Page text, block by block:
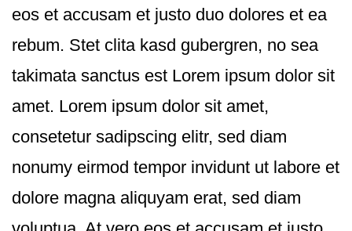
eos et accusam et justo duo dolores et ea
rebum. Stet clita kasd gubergren, no sea
takimata sanctus est Lorem ipsum dolor sit
amet. Lorem ipsum dolor sit amet,
consetetur sadipscing elitr, sed diam
nonumy eirmod tempor invidunt ut labore et
dolore magna aliquyam erat, sed diam